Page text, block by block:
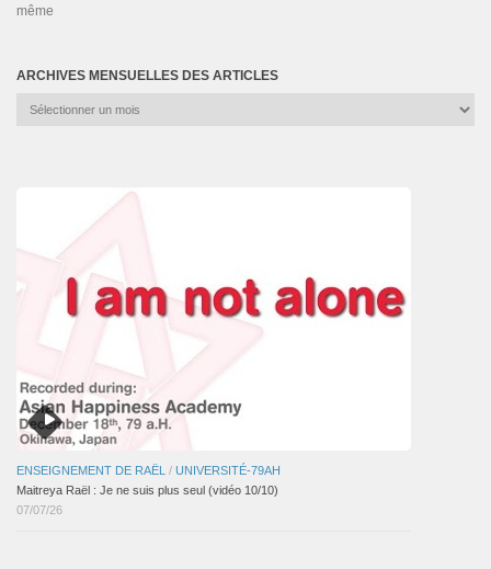
même
ARCHIVES MENSUELLES DES ARTICLES
Archives
ENSEIGNEMENT DE RAËL / UNIVERSITÉ-79AH
Maitreya Raël : Je ne suis plus seul (vidéo 10/10)
07/07/26